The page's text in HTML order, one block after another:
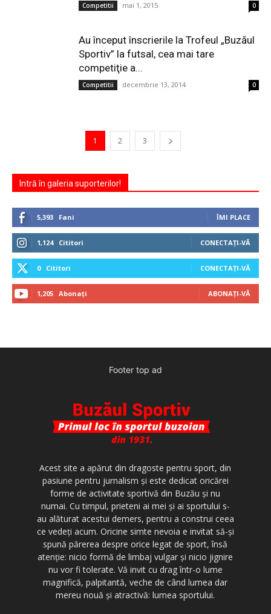
Competitii mai 1, 2015 0
Au început înscrierile la Trofeul „Buzăul
Sportiv” la futsal, cea mai tare
competiţie a...
Competitii decembrie 13, 2014 0
1 2 3
Intră în galeria suporterilor!
5,393 Fani ÎMI PLACE
1,124 Cititori CONECTAȚI-VĂ
0 Cititori CONECTAȚI-VĂ
1,205 Abonați ABONAȚI-VĂ
Footer top ad
Acest site a apărut din dragoste pentru sport, din
pasiune pentru jurnalism şi este dedicat oricărei
forme de activitate sportivă din Buzău şi nu
numai. Cu timpul, prieteni ai mei şi ai sportului s-
au alăturat acestui demers, pentru a construi ceea
ce vedeţi acum. Oricine simte nevoia e invitat să-şi
spună părerea despre orice legat de sport, însă
atenţie: nicio formă de limbaj vulgar şi nicio jignire
nu vor fi tolerate. Vă invit cu drag într-o lume
magnifică, palpitantă, veche de când lumea dar
mereu nouă şi atractivă: lumea sportului.